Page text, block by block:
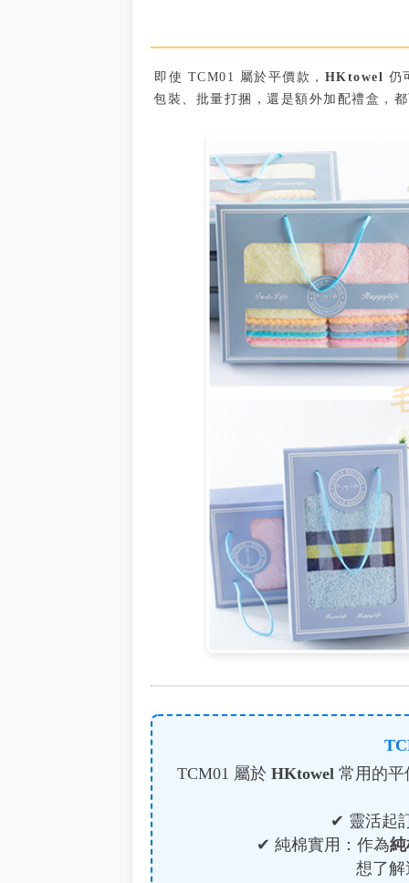
即使 TCM01 屬於平價款， HKtowel 仍
包裝、批量打捆，還是額外加配禮盒，
TCM01 屬於 HKtowel常用的平
✔ 靈活起
✔ 純棉實用：作為
想了